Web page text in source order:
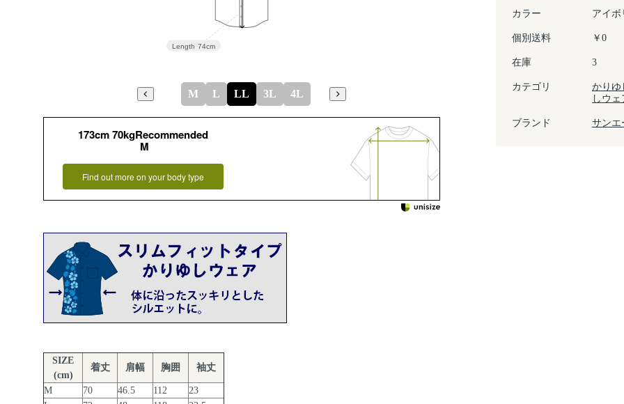
Length 74cm
M L LL 3L 4L
173cm 70kgRecommended
M
Find out more on your body type
SIZE
(cm)
着丈 肩幅 胸囲 袖丈
M 70 46.5 112
23
カラー アイボ
個別送料 ￥0
在庫 3
カテゴリ かりゆ
しウェ
ブランド サンエ